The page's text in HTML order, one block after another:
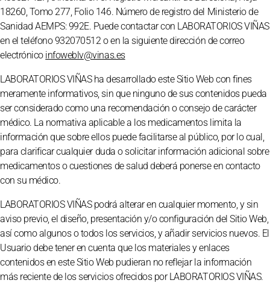
18260, Tomo 277, Folio 146. Número de registro del Ministerio de
Sanidad AEMPS: 992E. Puede contactar con LABORATORIOS VIÑAS
en el teléfono 932070512 o en la siguiente dirección de correo
electrónico infoweblv@vinas.es
LABORATORIOS VIÑAS ha desarrollado este Sitio Web con fines
meramente informativos, sin que ninguno de sus contenidos pueda
ser considerado como una recomendación o consejo de carácter
médico. La normativa aplicable a los medicamentos limita la
información que sobre ellos puede facilitarse al público, por lo cual,
para clarificar cualquier duda o solicitar información adicional sobre
medicamentos o cuestiones de salud deberá ponerse en contacto
con su médico.
LABORATORIOS VIÑAS podrá alterar en cualquier momento, y sin
aviso previo, el diseño, presentación y/o configuración del Sitio Web,
así como algunos o todos los servicios, y añadir servicios nuevos. El
Usuario debe tener en cuenta que los materiales y enlaces
contenidos en este Sitio Web pudieran no reflejar la información
más reciente de los servicios ofrecidos por LABORATORIOS VIÑAS.